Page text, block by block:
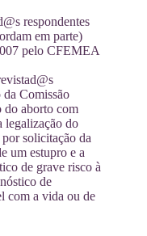
respondentes
em parte)
pelo CFEMEA
Comissão
do aborto com
legalização do
por solicitação da
um estupro e a
de grave risco à
de
com a vida ou de